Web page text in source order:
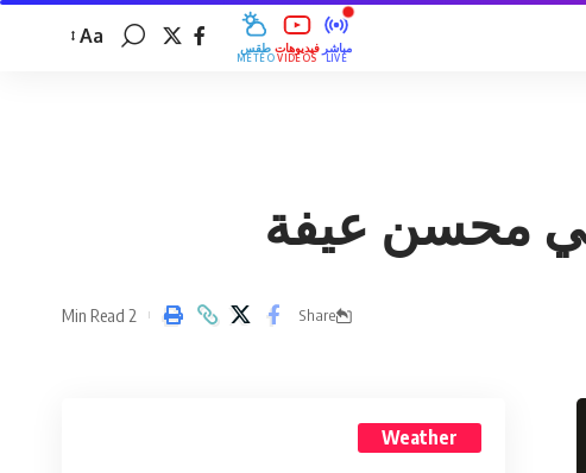
طقس
MÉTÉO
فيديوهات
VIDÉOS
مباشر
LIVE
Aa
Share
2 Min Read
Weather